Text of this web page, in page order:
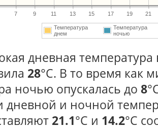
7 9 11 13 15 17 19 21
Температура
днем
Температура
ночью
дневная температура
28°С. В то время как
ночью опускалась до 8
дневной и ночной
21.1°С и 14.2°С